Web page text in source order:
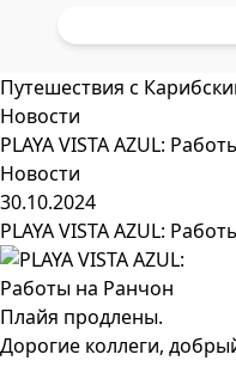
Путешествия с
Новости
PLAYA VISTA AZUL:
Новости
30.10.2024
PLAYA VISTA AZUL:
Дорогие коллеги,